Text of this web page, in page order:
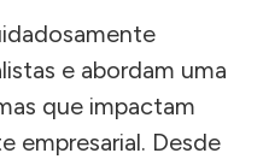
e abordam uma
que impactam
empresarial. Desde